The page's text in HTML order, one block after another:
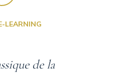
LEARNING
de la